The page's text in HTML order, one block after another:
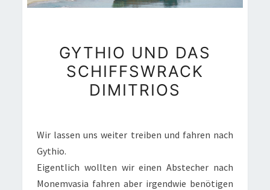
UND
DAS
SCHIFFSWRACK
GYTHIO UND DAS
SCHIFFSWRACK
DIMITRIOS
Wir lassen uns weiter treiben und fahren nach
Gythio.
Eigentlich wollten wir einen Abstecher nach
Monemvasia fahren aber irgendwie benötigen